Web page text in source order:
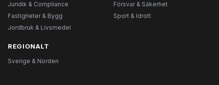
Juridik & Compliance
Försvar & Säkerhet
Fastigheter & Bygg
Sport & Idrott
Jordbruk & Livsmedel
REGIONALT
Sverige & Norden